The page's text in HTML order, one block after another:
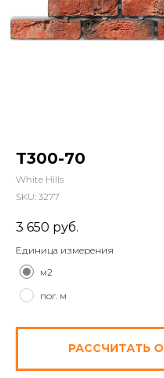
T300-70
White Hills
SKU: 3277
3 650 руб.
Единица измерения
м2
пог. м
РАССЧИТАТЬ